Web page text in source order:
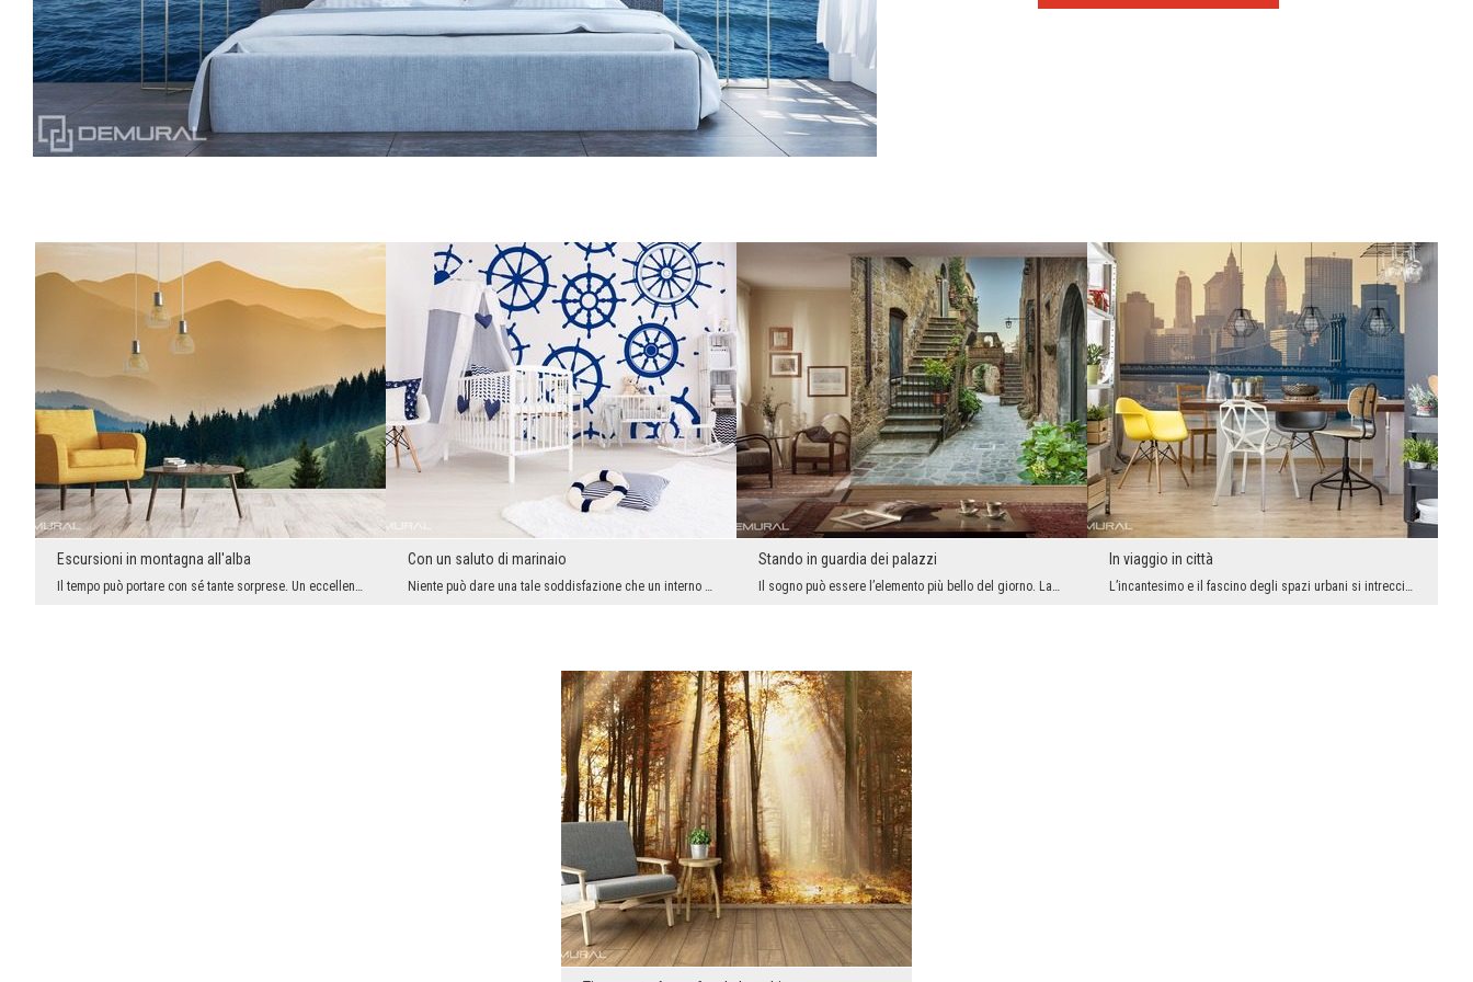
Escursioni in montagna all'alba
Il tempo può portare con sé tante sorprese. Un eccellente atteggiamento alla vita può renderci pe...
Con un saluto di marinaio
Niente può dare una tale soddisfazione che un interno stupendemente organizzato. L’arrangiamento ...
Stando in guardia dei palazzi
Il sogno può essere l’elemento più bello del giorno. Lasciati andare ad un arrangiamento straordi...
In viaggio in città
L’incantesimo e il fascino degli spazi urbani si intrecciano con la loro forma, chiasso e metodo ...